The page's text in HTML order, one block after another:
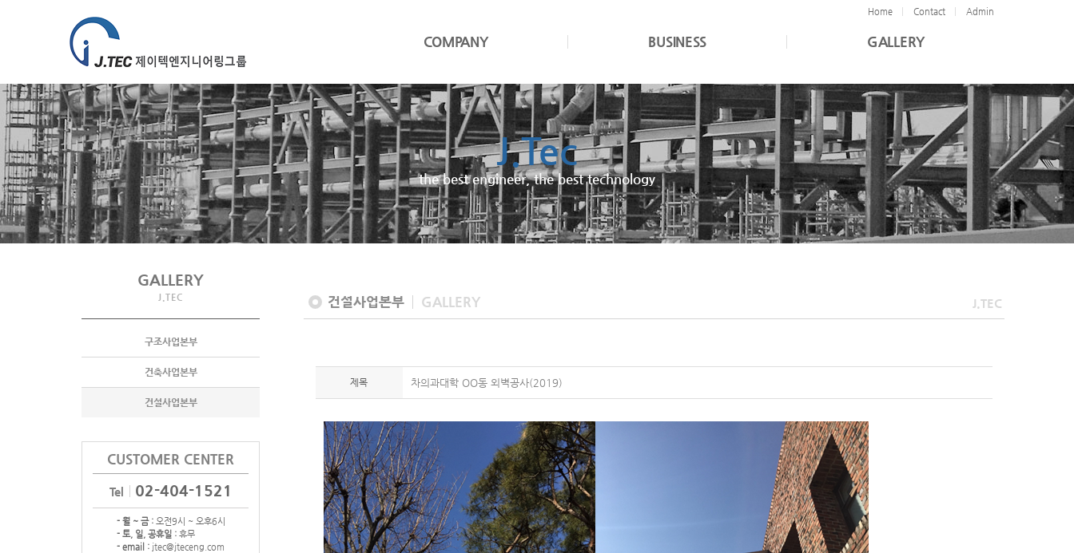
Home Contact Admin
COMPANY BUSINESS GALLERY
J.Tec
the best engineer, the best technology
GALLERY
J.TEC
구조사업본부
건축사업본부
건설사업본부
CUSTOMER CENTER
Tel 02-404-1521
- 월 ~ 금 :오전9시 ~ 오후6시
- 토, 일, 공휴일 :휴무
- email :jtec@jteceng.com
건설사업본부 GALLERY J.TEC
제목 차의과대학 OO동 외벽공사(2019)